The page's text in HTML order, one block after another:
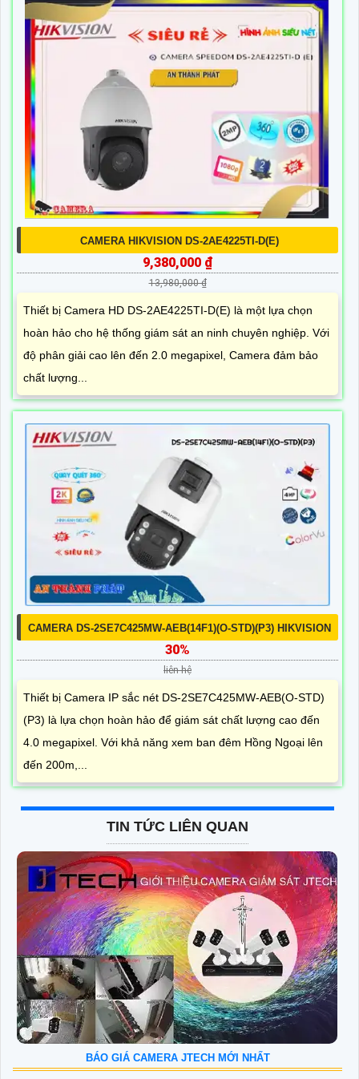
CAMERA HIKVISION DS-2AE4225TI-D(E)
9,380,000 ₫
13,980,000 ₫
Thiết bị Camera HD DS-2AE4225TI-D(E) là một lựa chọn
hoàn hảo cho hệ thống giám sát an ninh chuyên nghiệp. Với
độ phân giải cao lên đến 2.0 megapixel, Camera đảm bảo
chất lượng...
CAMERA DS-2SE7C425MW-AEB(14F1)(O-STD)(P3) HIKVISION
30%
liên hệ
Thiết bị Camera IP sắc nét DS-2SE7C425MW-AEB(O-STD)
(P3) là lựa chọn hoàn hảo để giám sát chất lượng cao đến
4.0 megapixel. Với khả năng xem ban đêm Hồng Ngoại lên
đến 200m,...
TIN TỨC LIÊN QUAN
BÁO GIÁ CAMERA JTECH MỚI NHẤT